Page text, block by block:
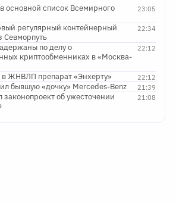
23:05
основной список Всемирного
22:34
регулярный контейнерный
Севморпуть
22:12
по делу о
криптообменниках в «Москва-
22:12
ЖНВЛП препарат «Энхерту»
21:39
бывшую «дочку» Mercedes-Benz
21:08
об ужесточении